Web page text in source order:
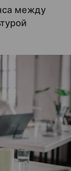
между